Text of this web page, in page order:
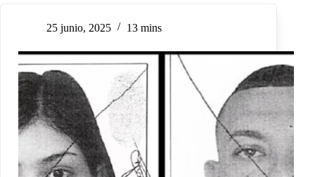
25 junio, 2025 13 mins